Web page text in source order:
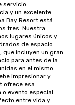
servicio
y un excelente
Bay Resort está
tres. Nuestra
lugares únicos y
de espacio
que incluyen un gran
para antes de la
en el mismo
impresionar y
ofrece esa
o evento especial
entre vida y